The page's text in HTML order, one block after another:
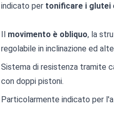
indicato per tonificare i glutei
Il movimento è obliquo, la
regolabile in inclinazione ed
Sistema di resistenza tramite
con doppi pistoni.
Particolarmente indicato per